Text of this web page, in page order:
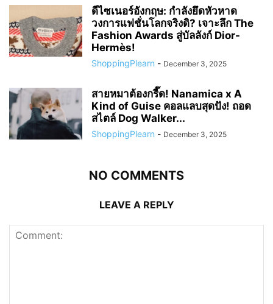
ดีไซเนอร์อังกฤษ: กำลังยึดหัวหาด
วงการแฟชั่นโลกจริงดิ? เจาะลึก The
Fashion Awards สู่บัลลังก์ Dior-
Hermès!
ShoppingPlearn - December 3, 2025
สายหมาต้องกรี๊ด! Nanamica x A
Kind of Guise คอลแลบสุดปัง! ถอด
สไตล์ Dog Walker...
ShoppingPlearn - December 3, 2025
NO COMMENTS
LEAVE A REPLY